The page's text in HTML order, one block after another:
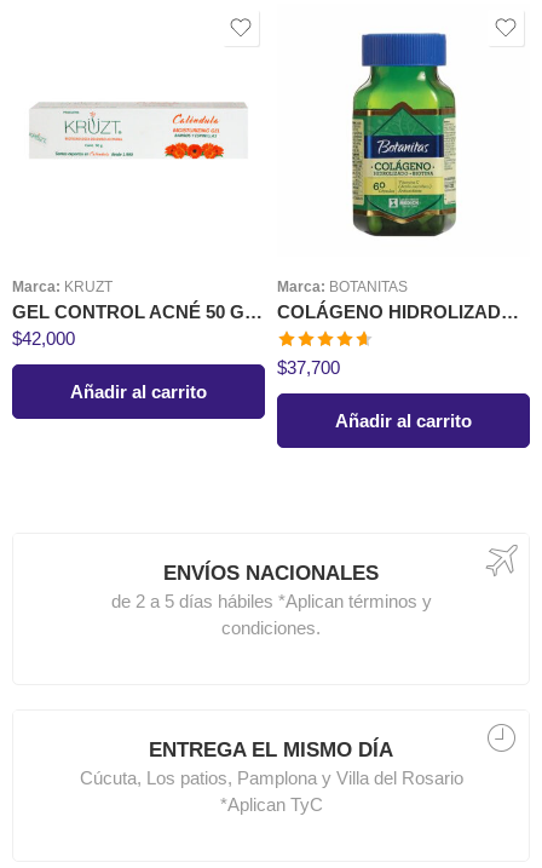
Marca: KRUZT
GEL CONTROL ACNÉ 50 GR KRUZT
$42,000
Añadir al carrito
Marca: BOTANITAS
COLÁGENO HIDROLIZADO CON BIOTINA CÁPSULAS
Valorado
en
4.60
5
$37,700
Añadir al carrito
ENVÍOS NACIONALES
de 2 a 5 días hábiles *Aplican términos y
condiciones.
ENTREGA EL MISMO DÍA
Cúcuta, Los patios, Pamplona y Villa del Rosario
*Aplican TyC